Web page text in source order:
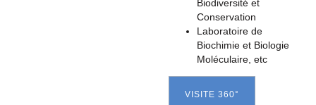
Biodiversité et
Conservation
Laboratoire de
Biochimie et Biologie
Moléculaire, etc
VISITE 360°